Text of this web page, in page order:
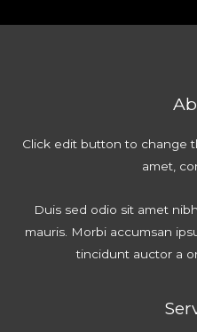
Click edit button to change
amet,
Duis sed odio sit amet
mauris. Morbi accumsan
tincidunt auctor a